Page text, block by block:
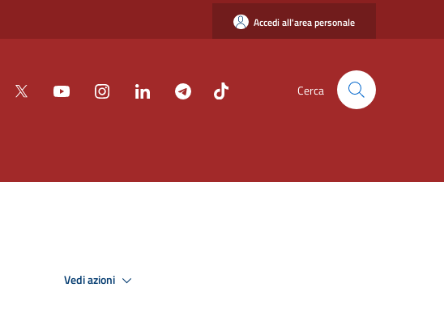
Accedi all'area personale
Cerca
Vedi azioni